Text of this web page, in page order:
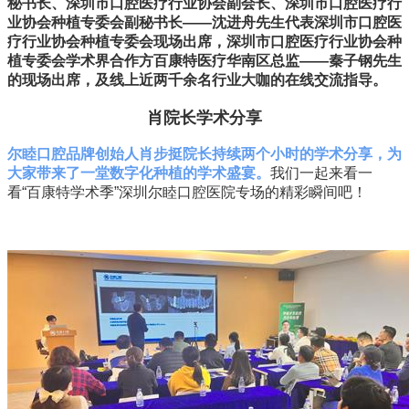
业协会种植专委会副秘书长——沈进舟先生代表深圳市口腔医
疗行业协会种植专委会现场出席，深圳市口腔医疗行业协会种
植专委会学术界合作方百康特医疗华南区总监——秦子钢先生
的现场出席，及线上近两千余名行业大咖的在线交流指导。
肖院长学术分享
尔睦口腔品牌创始人肖步挺院长持续两个小时的学术分享，为
大家带来了一堂数字化种植的学术盛宴。 我们一起来看一
看“百康特学术季”深圳尔睦口腔医院专场的精彩瞬间吧！